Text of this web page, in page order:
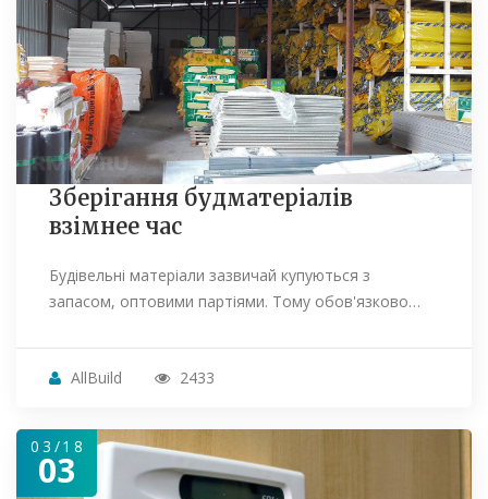
Зберігання будматеріалів
взімнее час
Будівельні матеріали зазвичай купуються з
запасом, оптовими партіями. Тому обов'язково…
AllBuild 2433
03/18
03